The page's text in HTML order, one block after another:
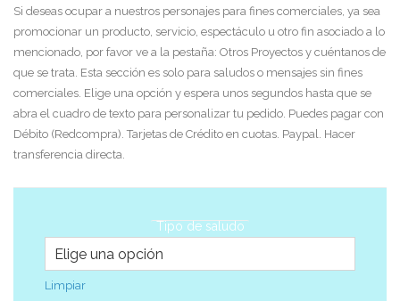
Si deseas ocupar a nuestros personajes para fines comerciales, ya sea
promocionar un producto, servicio, espectáculo u otro fin asociado a lo
mencionado, por favor ve a la pestaña: Otros Proyectos y cuéntanos de
que se trata. Esta sección es solo para saludos o mensajes sin fines
comerciales. Elige una opción y espera unos segundos hasta que se
abra el cuadro de texto para personalizar tu pedido. Puedes pagar con
Débito (Redcompra). Tarjetas de Crédito en cuotas. Paypal. Hacer
transferencia directa.
Tipo de saludo
Limpiar